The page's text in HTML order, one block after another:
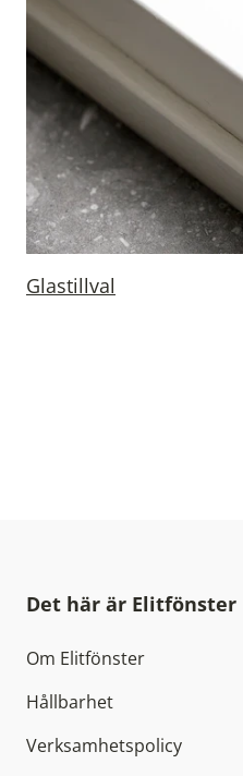
Glastillval
Det här är Elitfönster
Om Elitfönster
Hållbarhet
Verksamhetspolicy